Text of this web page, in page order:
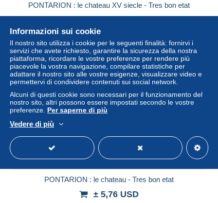
PONTARION : le chateau XV siecle - Tres bon etat
Stato Professionale
PONTARION : le chateau - Tres bon etat
± 5,76 USD
Informazioni sui cookie
Il nostro sito utilizza i cookie per le seguenti finalità: fornirvi i
servizi che avete richiesto, garantire la sicurezza della nostra
piattaforma, ricordare le vostre preferenze per rendere più
piacevole la vostra navigazione, compilare statistiche per
adattare il nostro sito alle vostre esigenze, visualizzare video e
permettervi di condividere contenuti sui social network.
Alcuni di questi cookie sono necessari per il funzionamento del
nostro sito, altri possono essere impostati secondo le vostre
preferenze. Per saperne di più
Vedere di più